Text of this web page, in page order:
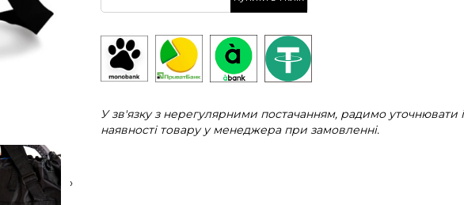
›
У зв'язку з нерегулярними постачанням, радимо
наявності товару у менеджера при замовленні.